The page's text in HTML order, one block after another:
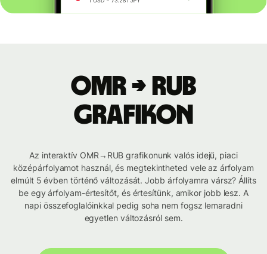
OMR → RUB
grafikon
Az interaktív OMR→RUB grafikonunk valós idejű, piaci
középárfolyamot használ, és megtekintheted vele az árfolyam
elmúlt 5 évben történő változását. Jobb árfolyamra vársz? Állíts
be egy árfolyam-értesítőt, és értesítünk, amikor jobb lesz. A
napi összefoglalóinkkal pedig soha nem fogsz lemaradni
egyetlen változásról sem.